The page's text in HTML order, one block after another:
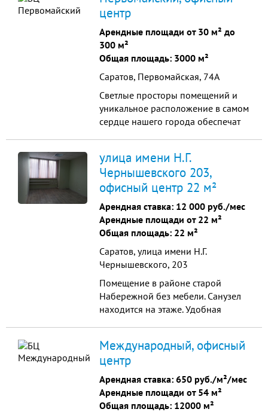
центр
Арендные площади от 30 м² до
300 м²
Общая площадь: 3000 м²
Саратов, Первомайская, 74А
Светлые просторы помещений и
уникальное расположение в самом
сердце нашего города обеспечат
процветания.
улица имени Н.Г.
Чернышевского 203,
офисный центр 22 м²
Арендная ставка: 12 000 руб./мес
Арендные площади от 22 м²
Общая площадь: 22 м²
Саратов, улица имени Н.Г.
Чернышевского, 203
Помещение в районе старой
Набережной без мебели. Санузел
находится на этаже. Удобная
инфраструктура района и здания. К
зданию подключены все
городские провайдеры. Днем в
здании находится администратор,
ночью дежурит охрана. Нет
Международный, офисный
центр
Арендная ставка: 650 руб./м²/мес
Арендные площади от 54 м²
Общая площадь: 12000 м²